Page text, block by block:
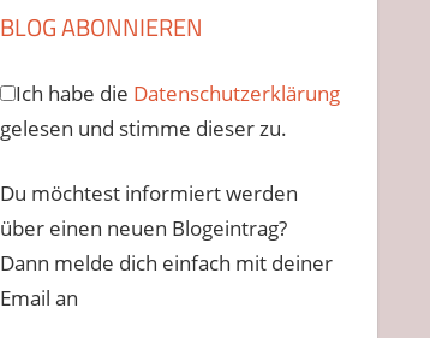
BLOG ABONNIEREN
Ich habe die Datenschutzerklärung
gelesen und stimme dieser zu.
Du möchtest informiert werden
über einen neuen Blogeintrag?
Dann melde dich einfach mit deiner
Email an